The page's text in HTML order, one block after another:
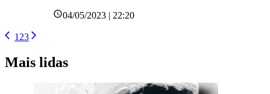
04/05/2023 | 22:20
1 23
Mais lidas